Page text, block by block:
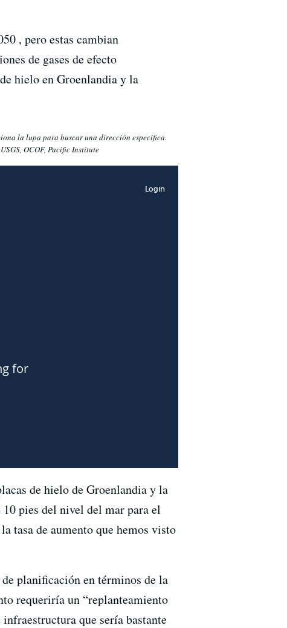
, pero estas cambian
de gases de efecto
hielo en Groenlandia y la
la lupa para buscar una dirección específica.
OCOF, Pacific Institute
de hielo de Groenlandia y la
pies del nivel del mar para el
tasa de aumento que hemos visto
planificación en términos de la
requeriría un “replanteamiento
que sería bastante